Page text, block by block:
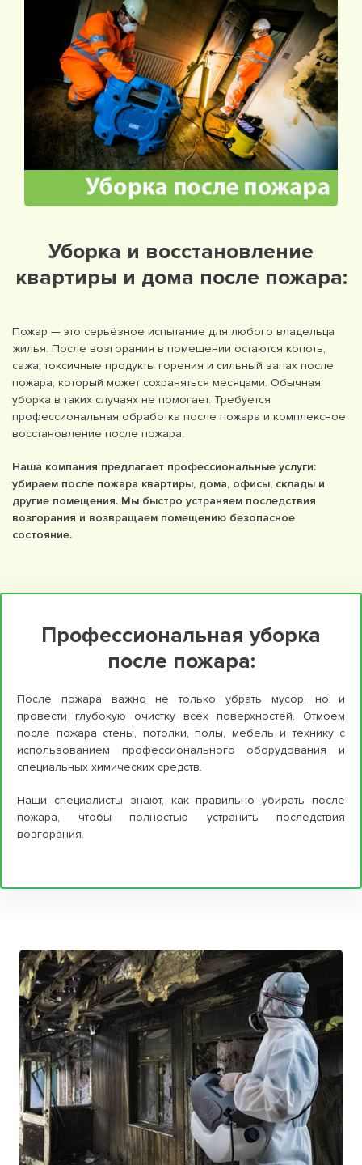
Уборка и восстановление
квартиры и дома после пожара:
Пожар — это серьёзное испытание для любого владельца
жилья. После возгорания в помещении остаются копоть,
сажа, токсичные продукты горения и сильный запах после
пожара, который может сохраняться месяцами. Обычная
уборка в таких случаях не помогает. Требуется
профессиональная обработка после пожара и комплексное
восстановление после пожара.
Наша компания предлагает профессиональные услуги:
убираем после пожара квартиры, дома, офисы, склады и
другие помещения. Мы быстро устраняем последствия
возгорания и возвращаем помещению безопасное
состояние.
Профессиональная уборка
после пожара:
После пожара важно не только убрать мусор, но и
провести глубокую очистку всех поверхностей. Отмоем
после пожара стены, потолки, полы, мебель и технику с
использованием профессионального оборудования и
специальных химических средств.
Наши специалисты знают, как правильно убирать после
пожара, чтобы полностью устранить последствия
возгорания.